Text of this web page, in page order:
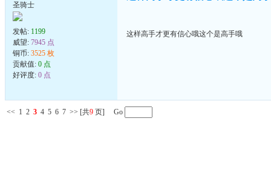
圣骑士
发帖: 1199
威望: 7945 点
铜币: 3525 枚
贡献值: 0 点
好评度: 0 点
这样高手才更有信心哦这个是高手哦
<< 1 2 3 4 5 6 7 >> [共9 页] Go